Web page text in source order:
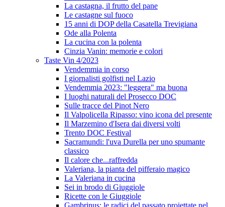
La castagna, il frutto del pane
Le castagne sul fuoco
15 anni di DOP della Casatella Trevigiana
Ode alla Polenta
La cucina con la polenta
Cinzia Vanin: memorie e colori
Taste Vin 4/2023
Vendemmia in corso
I giornalisti golfisti nel Lazio
Vendemmia 2023: "leggera" ma buona
I luoghi naturali del Prosecco DOC
Sulle tracce del Pinot Nero
Il Valpolicella Ripasso: vino icona del presente
Il Marzemino d'Isera dai diversi volti
Trento DOC Festival
Sacramundi: l'uva Durella per uno spumante
classico
Il calore che...raffredda
Valeriana, la pianta del pifferaio magico
La Valeriana in cucina
Sei in brodo di Giuggiole
Ricette con le Giuggiole
Gambrinus: le radici del passato proiettate nel